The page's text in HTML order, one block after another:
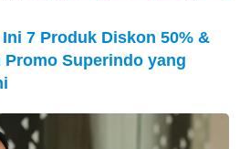
7 Produk Diskon 50% &
Promo Superindo yang